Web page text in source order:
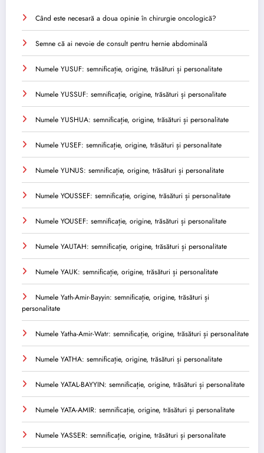
Când este necesară a doua opinie în chirurgie oncologică?
Semne că ai nevoie de consult pentru hernie abdominală
Numele YUSUF: semnificație, origine, trăsături și personalitate
Numele YUSSUF: semnificație, origine, trăsături și personalitate
Numele YUSHUA: semnificație, origine, trăsături și personalitate
Numele YUSEF: semnificație, origine, trăsături și personalitate
Numele YUNUS: semnificație, origine, trăsături și personalitate
Numele YOUSSEF: semnificație, origine, trăsături și personalitate
Numele YOUSEF: semnificație, origine, trăsături și personalitate
Numele YAUTAH: semnificație, origine, trăsături și personalitate
Numele YAUK: semnificație, origine, trăsături și personalitate
Numele Yath-Amir-Bayyin: semnificație, origine, trăsături și
personalitate
Numele Yatha-Amir-Watr: semnificație, origine, trăsături și personalitate
Numele YATHA: semnificație, origine, trăsături și personalitate
Numele YATAL-BAYYIN: semnificație, origine, trăsături și personalitate
Numele YATA-AMIR: semnificație, origine, trăsături și personalitate
Numele YASSER: semnificație, origine, trăsături și personalitate